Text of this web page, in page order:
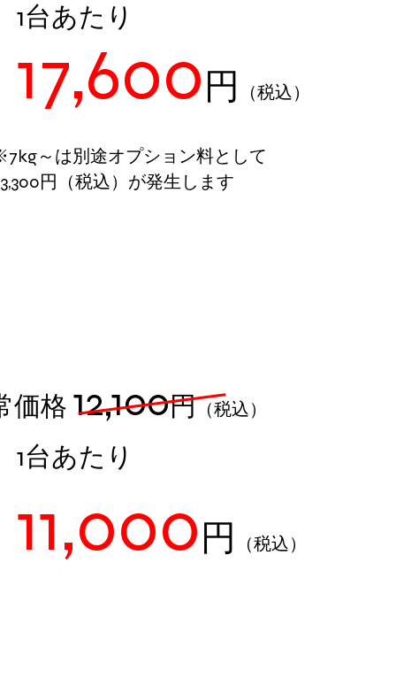
​1台あたり
17,600 円 （税込）
～は別途オプション料として
円 （税込） が発生します
価格 12,100円 （税込）
​1台あたり
11,000 円 （税込）